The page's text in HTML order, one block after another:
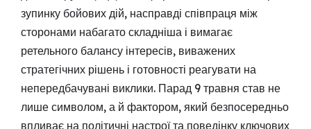
зупинку бойових дій, насправді співпраця між
сторонами набагато складніша і вимагає
ретельного балансу інтересів, виважених
стратегічних рішень і готовності реагувати на
непередбачувані виклики. Парад 9 травня став не
лише символом, а й фактором, який безпосередньо
впливає на політичні настрої та поведінку ключових